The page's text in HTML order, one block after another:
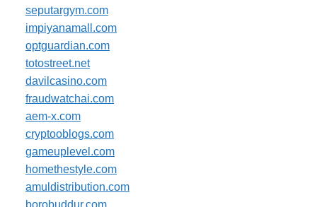
seputargym.com
impiyanamall.com
optguardian.com
totostreet.net
davilcasino.com
fraudwatchai.com
aem-x.com
cryptooblogs.com
gameuplevel.com
homethestyle.com
amuldistribution.com
borobuddur.com